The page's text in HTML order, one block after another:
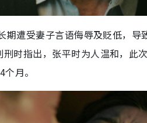
期遭受妻子言语侮辱及贬低，
时指出，张平时为人温和，此
月。